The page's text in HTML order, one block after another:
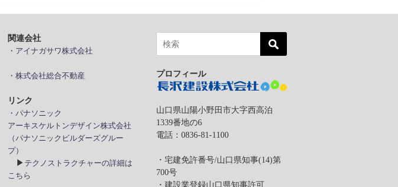
関連会社
・アイナガサワ株式会社
・株式会社総合不動産
リンク
・パナソニック
アーキスケルトンデザイン株式会社
（パナソニックビルダーズグルー
プ）
▶ テクノストラクチャーの詳細は
こちら
プロフィール
山口県山陽小野田市大字西高泊
1339番地の6
電話：0836-81-1100
・宅建免許番号/山口県知事(14)第
700号
・建設業登録山口県知事許可